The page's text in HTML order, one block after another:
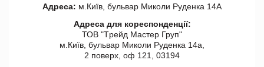
Адреса: м.Київ, бульвар Миколи Руденка 14А
Адреса для кореспонденції:
ТОВ "Tрейд Мастер Груп"
м.Київ, бульвар Миколи Руденка 14а,
2 поверх, оф 121, 03194